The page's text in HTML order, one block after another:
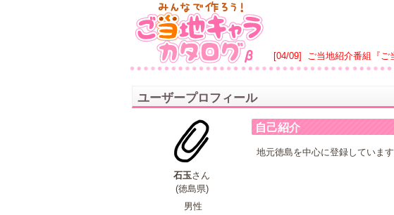
[04/09] ご当地紹介番組『ご
ユーザープロフィール
石玉さん
(徳島県)
男性
自己紹介
地元徳島を中心に登録しています